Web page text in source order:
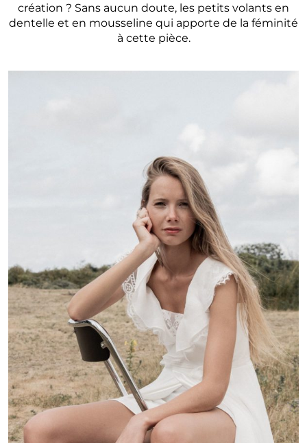
création ? Sans aucun doute, les petits volants en
dentelle et en mousseline qui apporte de la féminité
à cette pièce.